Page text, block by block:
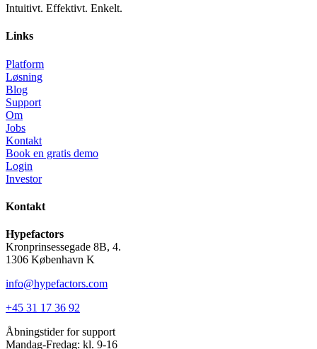
Intuitivt. Effektivt. Enkelt.
Links
Platform
Løsning
Blog
Support
Om
Jobs
Kontakt
Book en gratis demo
Login
Investor
Kontakt
Hypefactors
Kronprinsessegade 8B, 4.
1306 København K
info@hypefactors.com
+45 31 17 36 92
Åbningstider for support
Mandag-Fredag: kl. 9-16